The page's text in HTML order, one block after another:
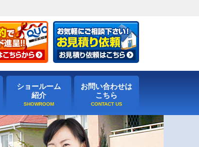
ショールーム
紹介
お問い合わせは
こちら